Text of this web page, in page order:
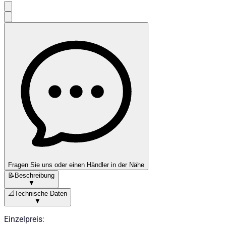
Fragen Sie uns oder einen Händler in der Nähe
📝Beschreibung
▼
📐Technische Daten
▼
Einzelpreis: